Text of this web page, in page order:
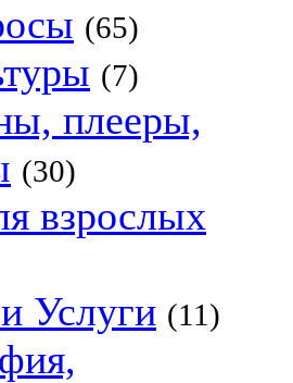
(65)
(7)
плееры,
(30)
взрослых
Услуги (11)